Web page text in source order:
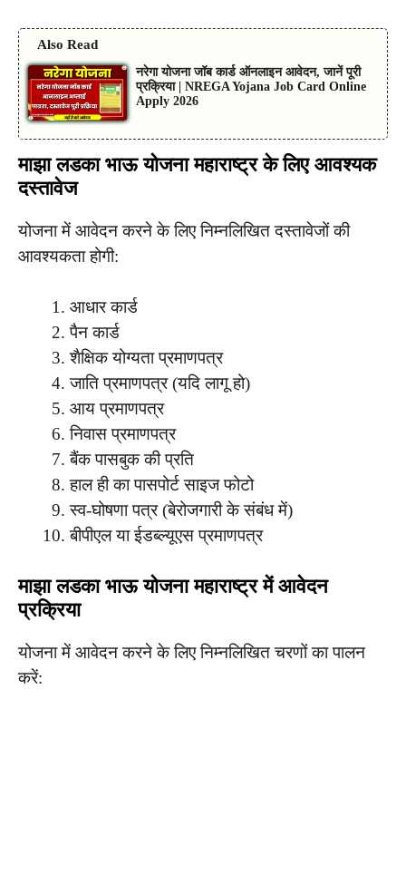
Also Read
नरेगा योजना जॉब कार्ड ऑनलाइन आवेदन, जानें पूरी
प्रक्रिया | NREGA Yojana Job Card Online
Apply 2026
माझा लडका भाऊ योजना महाराष्ट्र के लिए आवश्यक
दस्तावेज
योजना में आवेदन करने के लिए निम्नलिखित दस्तावेजों की
आवश्यकता होगी:
आधार कार्ड
पैन कार्ड
शैक्षिक योग्यता प्रमाणपत्र
जाति प्रमाणपत्र (यदि लागू हो)
आय प्रमाणपत्र
निवास प्रमाणपत्र
बैंक पासबुक की प्रति
हाल ही का पासपोर्ट साइज फोटो
स्व-घोषणा पत्र (बेरोजगारी के संबंध में)
बीपीएल या ईडब्ल्यूएस प्रमाणपत्र
माझा लडका भाऊ योजना महाराष्ट्र में आवेदन
प्रक्रिया
योजना में आवेदन करने के लिए निम्नलिखित चरणों का पालन
करें: